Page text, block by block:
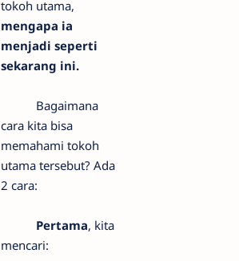
tokoh utama,
mengapa ia
menjadi seperti
sekarang ini.
Bagaimana
cara kita bisa
memahami tokoh
utama tersebut? Ada
2 cara:
Pertama, kita
mencari: